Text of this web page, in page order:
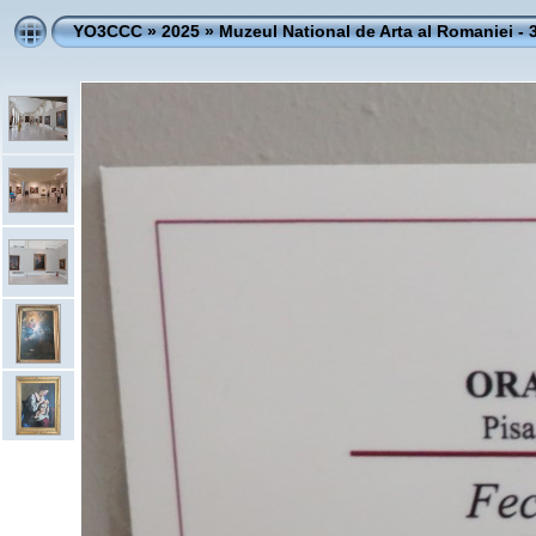
YO3CCC»2025»Muzeul National de Arta al Romaniei -